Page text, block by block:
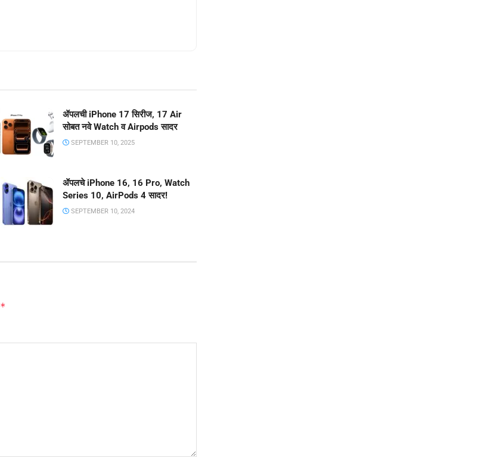
ॲपलची iPhone 17 सिरीज, 17 Air
सोबत नवे Watch व Airpods सादर
SEPTEMBER 10, 2025
ॲपलचे iPhone 16, 16 Pro, Watch
Series 10, AirPods 4 सादर!
SEPTEMBER 10, 2024
*